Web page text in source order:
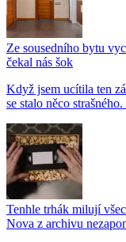
Ze sousedního bytu
čekal nás šok
Když jsem ucítila ten
se stalo něco
Tenhle trhák milují
Nova z archivu